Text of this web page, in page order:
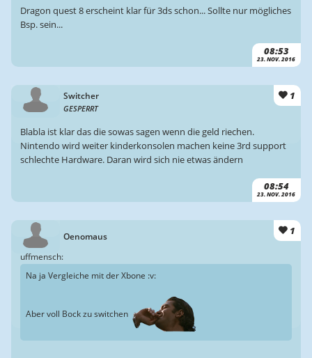
08:53
23. NOV. 2016
Dragon quest 8 erscheint klar für 3ds schon... Sollte nur mögliches
Bsp. sein...
Switcher
GESPERRT
1
08:54
23. NOV. 2016
Blabla ist klar das die sowas sagen wenn die geld riechen.
Nintendo wird weiter kinderkonsolen machen keine 3rd support
schlechte Hardware. Daran wird sich nie etwas ändern
Oenomaus 1
uffmensch:
Na ja Vergleiche mit der Xbone :v:
Aber voll Bock zu switchen